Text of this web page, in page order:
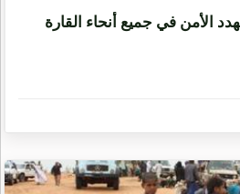
الجماعات‭ ‬المتطرفة‭ ‬تهدد‭ ‬الأمن‭ ‬في‭ ‬جميع‭ ‬أنحاء‭ ‬القارة